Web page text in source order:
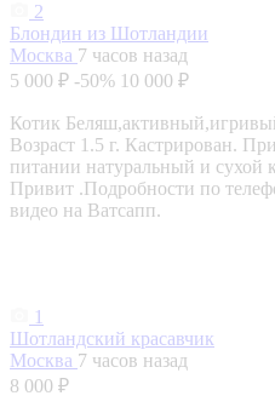
2
Блондин из Шотландии
Москва 7 часов назад
5 000 ₽ -50% 10 000 ₽
Котик
Возраст 1.5 г. Кастрирован.
питании натуральный и сухой
Привит .Подробности по
видео на Ватсапп.
1
Шотландский красавчик
Москва 7 часов назад
8 000 ₽